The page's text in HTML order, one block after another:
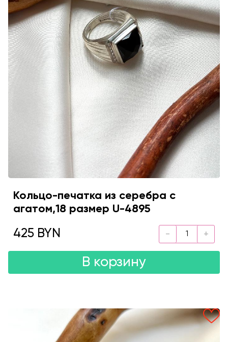
Кольцо-печатка из серебра с
агатом,18 размер U-4895
425 BYN
В корзину